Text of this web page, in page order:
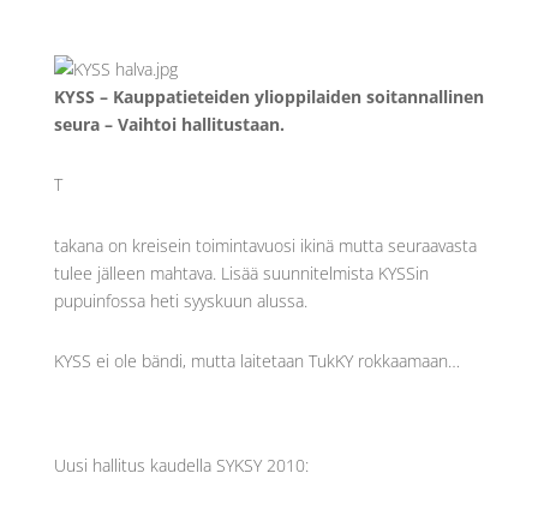
KYSS – Kauppatieteiden ylioppilaiden soitannallinen
seura – Vaihtoi hallitustaan.
T
takana on kreisein toimintavuosi ikinä mutta seuraavasta
tulee jälleen mahtava. Lisää suunnitelmista KYSSin
pupuinfossa heti syyskuun alussa.
KYSS ei ole bändi, mutta laitetaan TukKY rokkaamaan…
Uusi hallitus kaudella SYKSY 2010: